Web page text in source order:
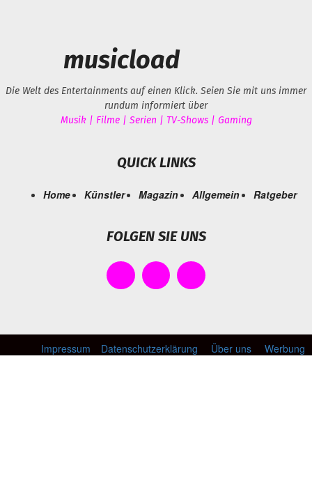
musicload
Die Welt des Entertainments auf einen Klick. Seien Sie mit uns immer
rundum informiert über
Musik | Filme | Serien | TV-Shows | Gaming
QUICK LINKS
Home Künstler Magazin Allgemein Ratgeber
FOLGEN SIE UNS
Impressum Datenschutzerklärung Über uns Werbung